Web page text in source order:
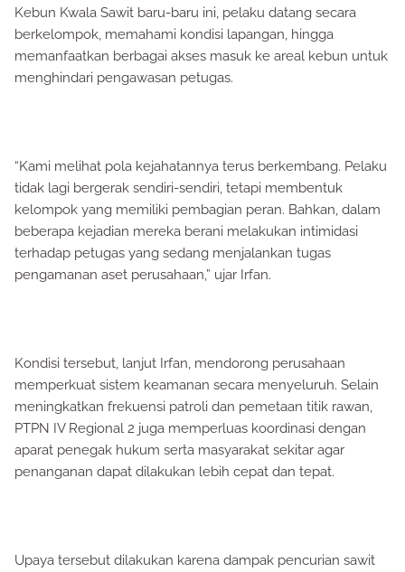
Kebun Kwala Sawit baru-baru ini, pelaku datang secara
berkelompok, memahami kondisi lapangan, hingga
memanfaatkan berbagai akses masuk ke areal kebun untuk
menghindari pengawasan petugas.
“Kami melihat pola kejahatannya terus berkembang. Pelaku
tidak lagi bergerak sendiri-sendiri, tetapi membentuk
kelompok yang memiliki pembagian peran. Bahkan, dalam
beberapa kejadian mereka berani melakukan intimidasi
terhadap petugas yang sedang menjalankan tugas
pengamanan aset perusahaan,” ujar Irfan.
Kondisi tersebut, lanjut Irfan, mendorong perusahaan
memperkuat sistem keamanan secara menyeluruh. Selain
meningkatkan frekuensi patroli dan pemetaan titik rawan,
PTPN IV Regional 2 juga memperluas koordinasi dengan
aparat penegak hukum serta masyarakat sekitar agar
penanganan dapat dilakukan lebih cepat dan tepat.
Upaya tersebut dilakukan karena dampak pencurian sawit